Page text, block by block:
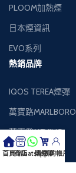
PLOOM加熱煙
日本煙資訊
EVO系列
熱銷品牌
IQOS TEREA煙彈
萬寶路MARLBORO
萬事發MEVIUS
健牌KENT
首頁商店
Whatsapp
購物車我的帳戶